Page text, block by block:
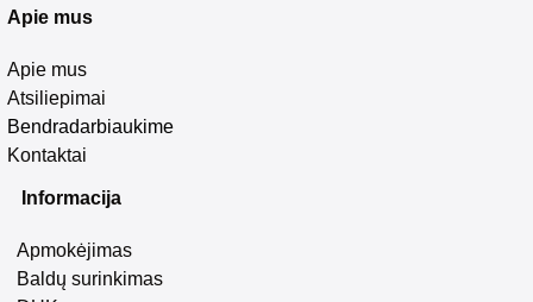
Apie mus
Apie mus
Atsiliepimai
Bendradarbiaukime
Kontaktai
Informacija
Apmokėjimas
Baldų surinkimas